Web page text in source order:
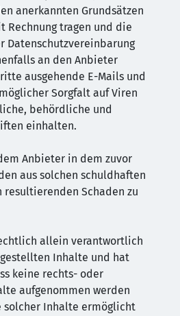
anerkannten Grundsätzen
Rechnung tragen und die
Datenschutzvereinbarung
an den Anbieter
ausgehende E-Mails und
Sorgfalt auf Viren
behördliche und
einhalten.
Anbieter in dem zuvor
aus solchen schuldhaften
resultierenden Schaden zu
allein verantwortlich
Inhalte und hat
keine rechts- oder
aufgenommen werden
solcher Inhalte ermöglicht